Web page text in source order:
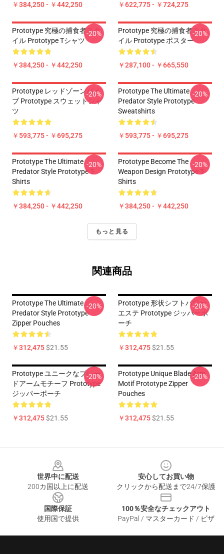
￥384,250 - ￥442,250 ￥622,775 - ￥724,275
Prototype 究極の捕食者スタ
イル Prototype Tシャツ
￥384,250 - ￥442,250
-20%
Prototype 究極の捕食者スタ
イル Prototype ポスター
￥287,100 - ￥665,550
-20%
Prototype レッドゾーンバイ
ブ Prototype スウェットシャ
ツ
￥593,775 - ￥695,275
-20%
Prototype The Ultimate
Predator Style Prototype
Sweatshirts
￥593,775 - ￥695,275
-20%
Prototype The Ultimate
Predator Style Prototype T-
Shirts
￥384,250 - ￥442,250
-20%
Prototype Become The
Weapon Design Prototype T-
Shirts
￥384,250 - ￥442,250
-20%
もっと見る
関連商品
Prototype The Ultimate
Predator Style Prototype
Zipper Pouches
￥312,475$21.55
-20%
Prototype 形状シフトパワー
エステ Prototype ジッパーポ
ーチ
￥312,475$21.55
-20%
Prototype ユニークなブレー
ドアームモチーフ Prototype
ジッパーポーチ
￥312,475$21.55
-20%
Prototype Unique Blade Arm
Motif Prototype Zipper
Pouches
￥312,475$21.55
-20%
世界中に配送
200カ国以上に配送
安心してお買い物
クリックから配送まで24/7保護
国際保証
使用国で提供
100％安全なチェックアウト
PayPal / マスターカード / ビザ